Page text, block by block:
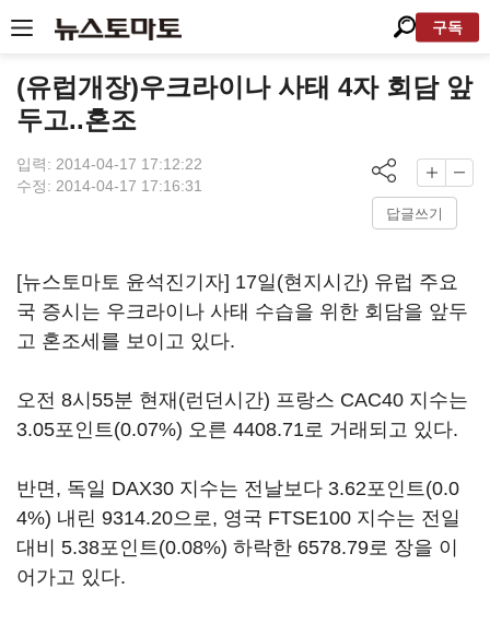
구독
(유럽개장)우크라이나 사태 4자 회담 앞
두고..혼조
입력: 2014-04-17 17:12:22
수정: 2014-04-17 17:16:31
답글쓰기
[뉴스토마토 윤석진기자] 17일(현지시간) 유럽 주요
국 증시는 우크라이나 사태 수습을 위한 회담을 앞두
고 혼조세를 보이고 있다.
오전 8시55분 현재(런던시간) 프랑스 CAC40 지수는
3.05포인트(0.07%) 오른 4408.71로 거래되고 있다.
반면, 독일 DAX30 지수는 전날보다 3.62포인트(0.0
4%) 내린 9314.20으로, 영국 FTSE100 지수는 전일
대비 5.38포인트(0.08%) 하락한 6578.79로 장을 이
어가고 있다.